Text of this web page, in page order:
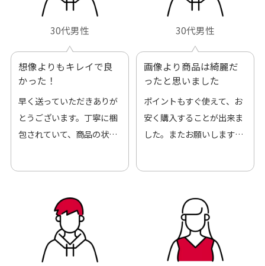
30代男性
想像よりもキレイで良
かった！
早く送っていただきありが
とうございます。丁寧に梱
包されていて、商品の状態
30代男性
画像より商品は綺麗だ
ったと思いました
ポイントもすぐ使えて、お
安く購入することが出来ま
した。またお願いします、